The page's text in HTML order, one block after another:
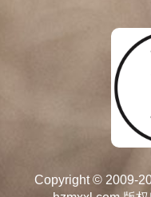
Copyright © 2009-